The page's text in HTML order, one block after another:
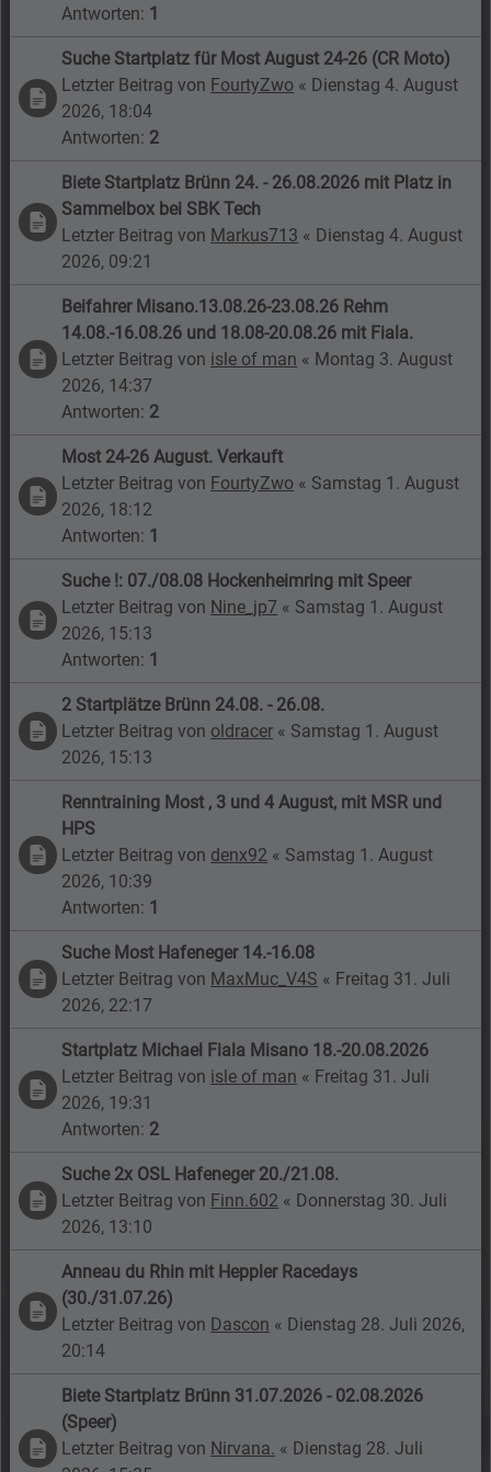
Antworten: 1
Suche Startplatz für Most August 24-26 (CR Moto)
Letzter Beitrag von FourtyZwo « Dienstag 4. August
2026, 18:04
Antworten: 2
Biete Startplatz Brünn 24. - 26.08.2026 mit Platz in
Sammelbox bei SBK Tech
Letzter Beitrag von Markus713 « Dienstag 4. August
2026, 09:21
Beifahrer Misano.13.08.26-23.08.26 Rehm
14.08.-16.08.26 und 18.08-20.08.26 mit Fiala.
Letzter Beitrag von isle of man « Montag 3. August
2026, 14:37
Antworten: 2
Most 24-26 August. Verkauft
Letzter Beitrag von FourtyZwo « Samstag 1. August
2026, 18:12
Antworten: 1
Suche !: 07./08.08 Hockenheimring mit Speer
Letzter Beitrag von Nine_jp7 « Samstag 1. August
2026, 15:13
Antworten: 1
2 Startplätze Brünn 24.08. - 26.08.
Letzter Beitrag von oldracer « Samstag 1. August
2026, 15:13
Renntraining Most , 3 und 4 August, mit MSR und
HPS
Letzter Beitrag von denx92 « Samstag 1. August
2026, 10:39
Antworten: 1
Suche Most Hafeneger 14.-16.08
Letzter Beitrag von MaxMuc_V4S « Freitag 31. Juli
2026, 22:17
Startplatz Michael Fiala Misano 18.-20.08.2026
Letzter Beitrag von isle of man « Freitag 31. Juli
2026, 19:31
Antworten: 2
Suche 2x OSL Hafeneger 20./21.08.
Letzter Beitrag von Finn.602 « Donnerstag 30. Juli
2026, 13:10
Anneau du Rhin mit Heppler Racedays
(30./31.07.26)
Letzter Beitrag von Dascon « Dienstag 28. Juli 2026,
20:14
Biete Startplatz Brünn 31.07.2026 - 02.08.2026
(Speer)
Letzter Beitrag von Nirvana. « Dienstag 28. Juli